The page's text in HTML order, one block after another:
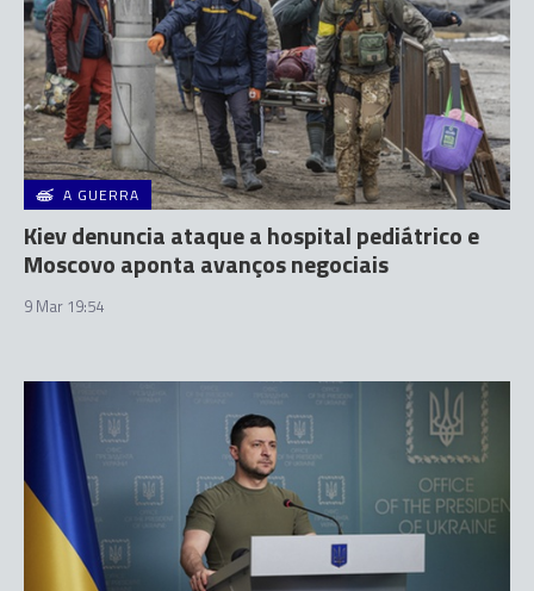
A GUERRA
Kiev denuncia ataque a hospital pediátrico e
Moscovo aponta avanços negociais
9 Mar 19:54